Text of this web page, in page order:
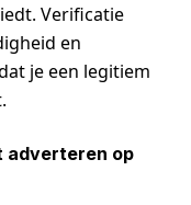
Verificatie
en
je een legitiem
adverteren op